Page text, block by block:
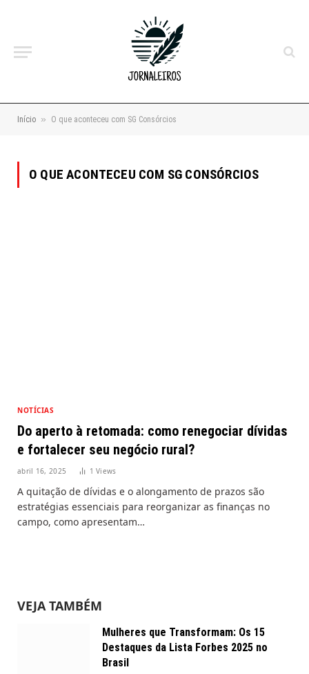
Início » O que aconteceu com SG Consórcios
O QUE ACONTECEU COM SG CONSÓRCIOS
NOTÍCIAS
Do aperto à retomada: como renegociar dívidas
e fortalecer seu negócio rural?
abril 16, 2025 1Views
A quitação de dívidas e o alongamento de prazos são
estratégias essenciais para reorganizar as finanças no
campo, como apresentam…
VEJA TAMBÉM
Mulheres que Transformam: Os 15
Destaques da Lista Forbes 2025 no
Brasil